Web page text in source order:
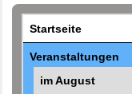
Startseite
Veranstaltungen
im August